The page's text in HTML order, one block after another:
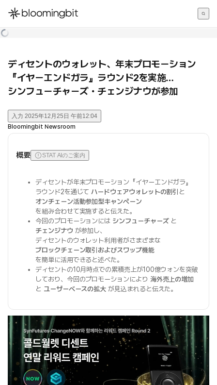
한국어
ディセントのウォレット、年末プロモーション
『イヤーエンドガラ』ラウンド2を実施…
シンフューチャーズ・チェンジナウが参加
入力 2025年12月25日 午前12:04
Bloomingbit Newsroom
概要 STAT AIのご案内
ディセントが年末プロモーション『イヤーエンドガラ』
ラウンド2を通じてハードウェアウォレットの割引 と
オンチェーン活動参加型キャンペーン
を組み合わせて実施すると伝えた。
今回のプロモーションには シンフューチャーズと
チェンジナウ が参加し、
ディセントのウォレット利用者がさまざまな
ブロックチェーン取引およびスワップ機能
を簡単に活用できると述べた。
ディセントの10月時点での累積売上が100億ウォンを突破
しており、今回のプロモーションにより 海外売上の増加
と ユーザーベースの拡大 が見込まれると伝えた。